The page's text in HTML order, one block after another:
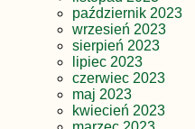
październik 2023
wrzesień 2023
sierpień 2023
lipiec 2023
czerwiec 2023
maj 2023
kwiecień 2023